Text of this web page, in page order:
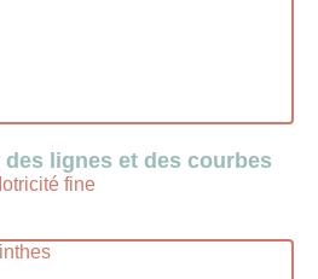
lignes et des courbes
fine